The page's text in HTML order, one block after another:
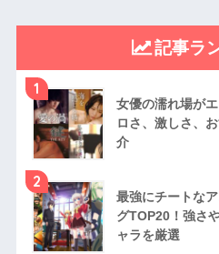
記事ラ
1
女優の濡れ場が
ロさ、激しさ、
介
2
最強にチートな
グTOP20！強さ
ャラを厳選